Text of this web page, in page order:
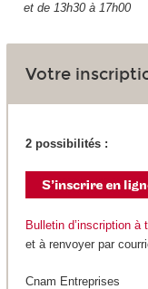
et de 13h30 à 17h00
Votre
2 possibilités :
Bulletin d’inscription à
et à renvoyer par
Cnam Entreprises